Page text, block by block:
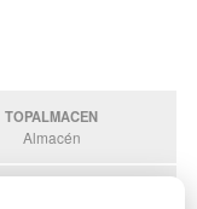
TOPALMACEN
Almacén